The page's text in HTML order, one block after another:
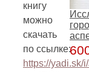
книгу
можно
скачать
по ссылке:
https://yadi.sk/